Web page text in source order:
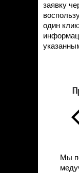
заявку
один
Мы